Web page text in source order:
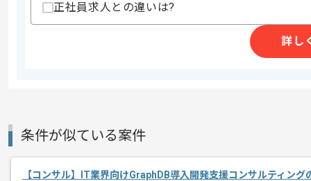
複数案件を保有している企業ですので、
ご経験と実績に応じてスライド案件の
新しいアイディアや技術を積極的に導入
正社員求人との違いは?
詳し
条件が似ている案件
【コンサル】IT業界向けGraphDB導入開発支援コンサルティング